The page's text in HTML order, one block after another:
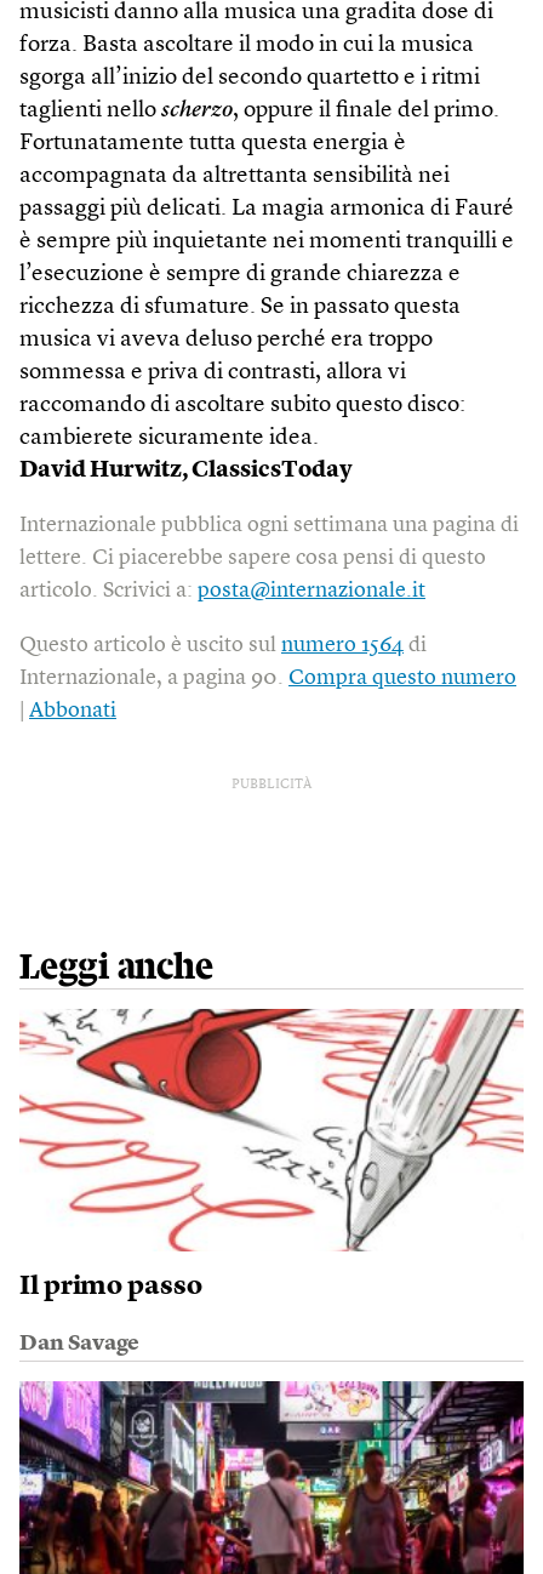
musicisti danno alla musica una gradita dose di
forza. Basta ascoltare il modo in cui la musica
sgorga all’inizio del secondo quartetto e i ritmi
taglienti nello scherzo, oppure il finale del primo.
Fortunatamente tutta questa energia è
accompagnata da altrettanta sensibilità nei
passaggi più delicati. La magia armonica di Fauré
è sempre più inquietante nei momenti tranquilli e
l’esecuzione è sempre di grande chiarezza e
ricchezza di sfumature. Se in passato questa
musica vi aveva deluso perché era troppo
sommessa e priva di contrasti, allora vi
raccomando di ascoltare subito questo disco:
cambierete sicuramente idea.
David Hurwitz, ClassicsToday
Internazionale pubblica ogni settimana una pagina di
lettere. Ci piacerebbe sapere cosa pensi di questo
articolo. Scrivici a: posta@internazionale.it
Questo articolo è uscito sul numero 1564 di
Internazionale, a pagina 90. Compra questo numero
Abbonati
PUBBLICITÀ
Leggi anche
Il primo passo
Dan Savage